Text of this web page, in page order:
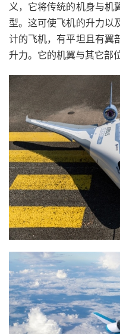
义，它将传统的机身与机
型。这可使飞机的升力以
计的飞机，有平坦且有翼
升力。它的机翼与其它部